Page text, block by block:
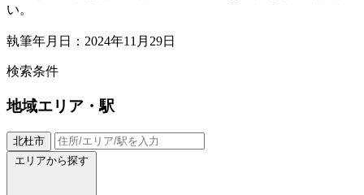
い。
執筆年月日：2024年11月29日
検索条件
地域エリア・駅
北杜市
エリアから探す